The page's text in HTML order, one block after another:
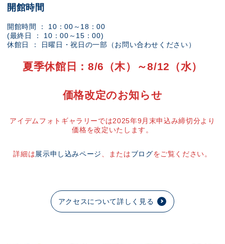
開館時間
開館時間 ： 10：00～18：00
(最終日 ： 10：00～15：00)
休館日 ： 日曜日・祝日の一部（お問い合わせください）
夏季休館日：8/6（木）～8/12（水）
価格改定のお知らせ
アイデムフォトギャラリーでは2025年9月末申込み締切分より
価格を改定いたします。
詳細は展示申し込みページ 、またはブログをご覧ください。
アクセスについて詳しく見る